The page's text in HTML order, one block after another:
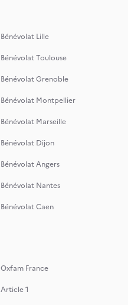
Bénévolat Lille
Bénévolat Toulouse
Bénévolat Grenoble
Bénévolat Montpellier
Bénévolat Marseille
Bénévolat Dijon
Bénévolat Angers
Bénévolat Nantes
Bénévolat Caen
Oxfam France
Article 1